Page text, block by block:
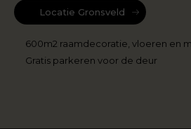
Locatie Gronsveld
600m2 raamdecoratie, vloeren en
Gratis parkeren voor de deur